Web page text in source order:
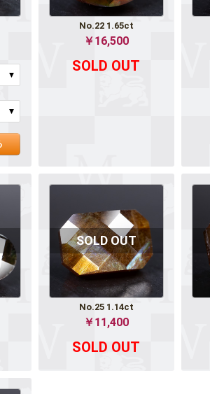
No.22 1.65ct
￥16,500
SOLD OUT
No.25 1.14ct
￥11,400
SOLD OUT